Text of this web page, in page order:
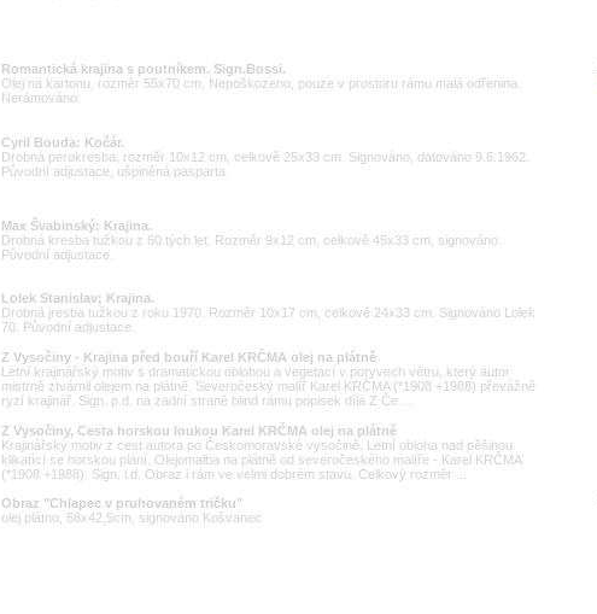
Romantická krajina s poutníkem. Sign.Bossi.
Olej na kartonu, rozměr 55x70 cm. Nepoškozeno, pouze v prostoru rámu malá odřenina.
Nerámováno.
Cyril Bouda: Kočár.
Drobná perokresba, rozměr 10x12 cm, celkově 25x33 cm. Signováno, datováno 9.6.1962.
Původní adjustace, ušpiněná pasparta.
Max Švabinský: Krajina.
Drobná kresba tužkou z 60.tých let. Rozměr 9x12 cm, celkově 45x33 cm, signováno.
Původní adjustace.
Lolek Stanislav; Krajina.
Drobná jresba tužkou z roku 1970. Rozměr 10x17 cm, celkově 24x33 cm. Signováno Lolek
70. Původní adjustace.
Z Vysočiny - Krajina před bouří Karel KRČMA olej na plátně
Letní krajinářský motiv s dramatickou oblohou a vegetací v poryvech větru, který autor
mistrně ztvárnil olejem na plátně. Severočeský malíř Karel KRČMA (*1908 +1988) převážně
ryzí krajinář. Sign. p.d. na zadní straně blind rámu popisek díla Z Če ...
Z Vysočiny, Cesta horskou loukou Karel KRČMA olej na plátně
Krajinářský motiv z cest autora po Českomoravské vysočině. Letní obloha nad pěšinou
klikatící se horskou plání. Olejomalba na plátně od severočeského malíře - Karel KRČMA
(*1908 +1988). Sign. l.d. Obraz i rám ve velmi dobrém stavu. Celkový rozměr ...
Obraz "Chlapec v pruhovaném tričku"
olej plátno, 68x42,5cm, signováno Košvanec